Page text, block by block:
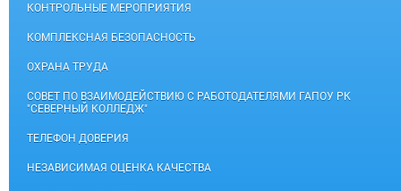
КОНТРОЛЬНЫЕ МЕРОПРИЯТИЯ
КОМПЛЕКСНАЯ БЕЗОПАСНОСТЬ
ОХРАНА ТРУДА
СОВЕТ ПО ВЗАИМОДЕЙСТВИЮ С РАБОТОДАТЕЛЯМИ ГАПОУ РК
"СЕВЕРНЫЙ КОЛЛЕДЖ"
ТЕЛЕФОН ДОВЕРИЯ
НЕЗАВИСИМАЯ ОЦЕНКА КАЧЕСТВА